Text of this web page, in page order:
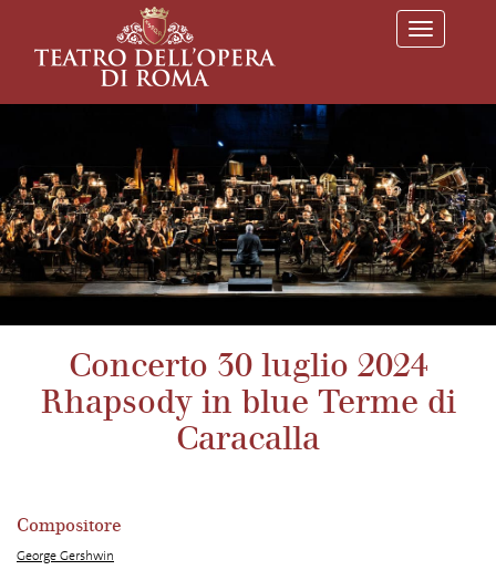
T
o
l
a
v
i
g
a
t
i
o
Concerto 30 luglio 2024
Rhapsody in blue Terme di
Caracalla
Compositore
George Gershwin